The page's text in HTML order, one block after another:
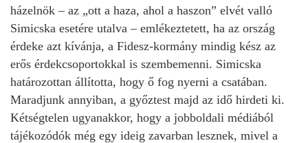
házelnök – az „ott a haza, ahol a haszon” elvét valló
Simicska esetére utalva – emlékeztetett, ha az ország
érdeke azt kívánja, a Fidesz-kormány mindig kész az
erős érdekcsoportokkal is szembemenni. Simicska
határozottan állította, hogy ő fog nyerni a csatában.
Maradjunk annyiban, a győztest majd az idő hirdeti ki.
Kétségtelen ugyanakkor, hogy a jobboldali médiából
tájékozódók még egy ideig zavarban lesznek, mivel a